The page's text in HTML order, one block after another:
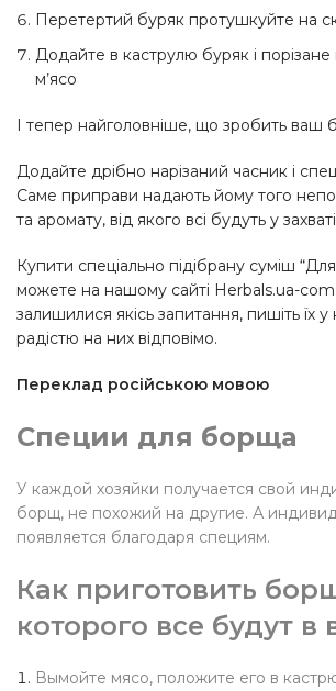
Перетертий буряк протушкуйте на
Додайте в каструлю буряк і
м’ясо
І тепер найголовніше, що зробить ваш
Додайте дрібно нарізаний часник і
Саме приправи надають йому того
та аромату, від якого всі будуть у
Купити спеціально підібрану суміш
можете на нашому сайті Herbals.ua-
залишилися якісь запитання, пишіть їх
радістю на них відповімо.
Переклад російською мовою
Специи для борща
У каждой хозяйки получается свой
борщ, не похожий на другие. А
появляется благодаря специям.
Как приготовить
которого все будут в
Вымойте мясо, положите его в